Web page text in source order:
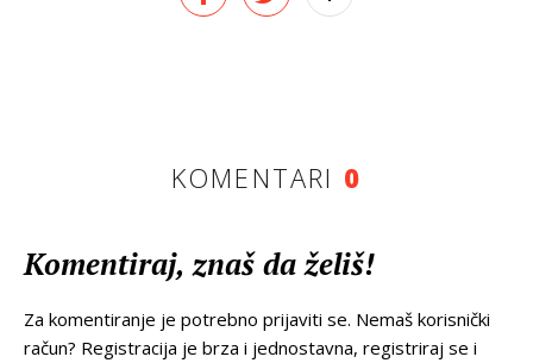
KOMENTARI 0
Komentiraj, znaš da želiš!
Za komentiranje je potrebno prijaviti se. Nemaš korisnički
račun? Registracija je brza i jednostavna, registriraj se i